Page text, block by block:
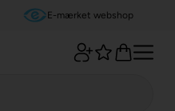
E-mærket webshop